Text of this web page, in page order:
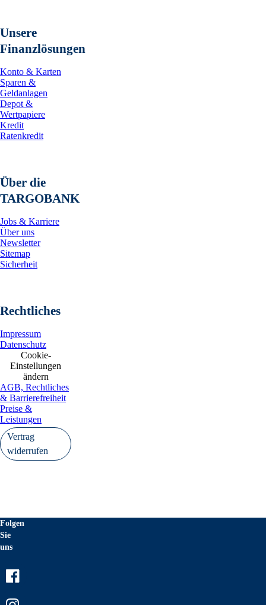
Unsere
Finanzlösungen
Konto & Karten
Sparen &
Geldanlagen
Depot &
Wertpapiere
Kredit
Ratenkredit
Über die
TARGOBANK
Jobs & Karriere
Über uns
Newsletter
Sitemap
Sicherheit
Rechtliches
Impressum
Datenschutz
Cookie-
Einstellungen
ändern
AGB, Rechtliches
& Barrierefreiheit
Preise &
Leistungen
Vertrag
widerrufen
Folgen
Sie
uns